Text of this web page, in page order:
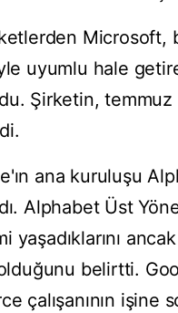
Microsoft,
uyumlu hale
Şirketin, temmuz
ana kuruluşu
Alphabet Üst
yaşadıklarını
belirtti.
çalışanının işine